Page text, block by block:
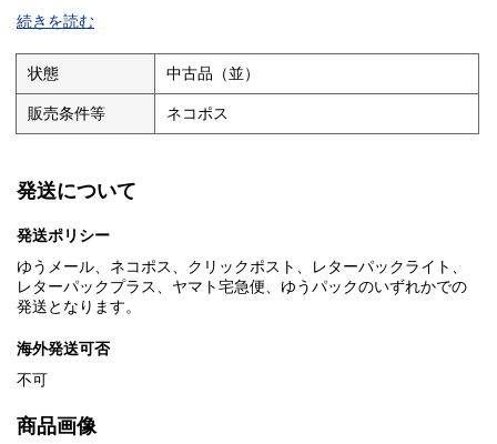
■I■注意事項■I■
クリーニングしておりません。ホコリや汚れは現状になります。
基本的にお振込を確認した翌日発送となりますが、土・日・祝日
お問い合わせの回答は当日に回答出来ない場合があり、翌日が
■I■キャンセル・返品について■I■
商品説明や注意事項に記載している内容に関する返品や返金には
一切お応え出来ません。
■I■落札後の取引について■I■
基本的にお振込を確認した翌日発送となりますが、土・日・祝日
落札後48時間以内にご連絡がない場合、5日以内にご入金いただけ
ない場合はご購入を取り消させて頂く場合があります。
■I■同梱発送について■I■
同梱発送は対応しておりません。
続きを読む
状態 中古品（並）
販売条件等 ネコポス
発送について
発送ポリシー
ゆうメール、ネコポス、クリックポスト、レターパックライト、
レターパックプラス、ヤマト宅急便、ゆうパックのいずれかでの
発送となります。
海外発送可否
不可
商品画像